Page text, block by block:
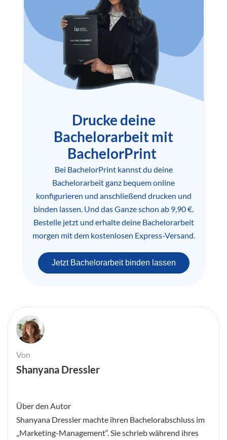
Drucke deine
Bachelorarbeit mit
BachelorPrint
Bei BachelorPrint kannst du deine
Bachelorarbeit ganz bequem online
konfigurieren und anschließend drucken und
binden lassen. Und das Ganze schon ab 9,90 €.
Bestelle jetzt und erhalte deine Bachelorarbeit
morgen mit dem kostenlosen Express-Versand.
Jetzt Bachelorarbeit binden lassen
Von
Shanyana Dressler
Über den Autor
Shanyana Dressler machte ihren Bachelorabschluss im
„Marketing-Management“. Sie schrieb während ihres